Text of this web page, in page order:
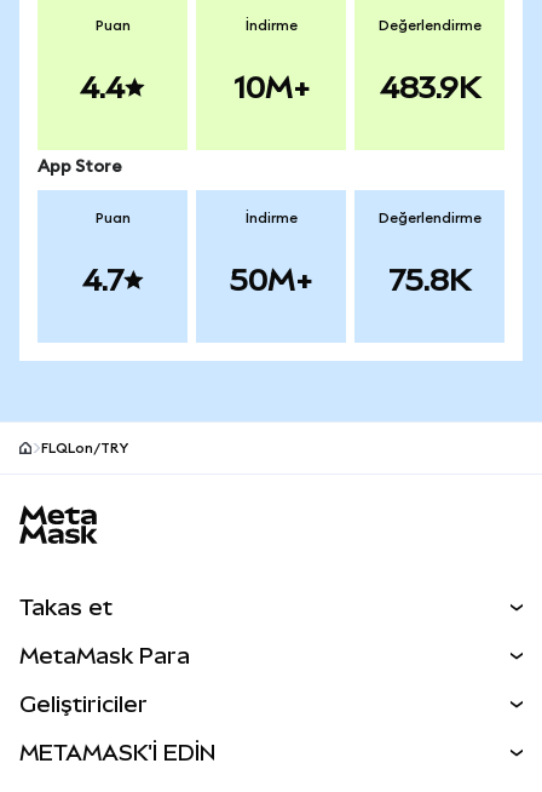
Puan
4.4
İndirme
10M+
Değerlendirme
483.9K
App Store
Puan
4.7
İndirme
50M+
Değerlendirme
75.8K
FLQLon/TRY
Takas et
Perps
RWA'lar
MetaMask Para
Geliştiriciler
METAMASK'İ EDİN